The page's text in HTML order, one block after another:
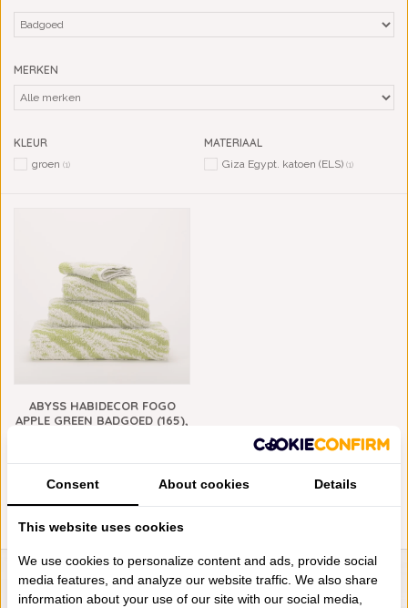
MERKEN
KLEUR
groen (1)
MATERIAAL
Giza Egypt. katoen (ELS) (1)
ABYSS HABIDECOR FOGO
APPLE GREEN BADGOED (165),
LIENSLINNENWINKEL.NL
Consent About cookies Details
This website uses cookies
We use cookies to personalize content and ads, provide social
media features, and analyze our website traffic. We also share
information about your use of our site with our social media,